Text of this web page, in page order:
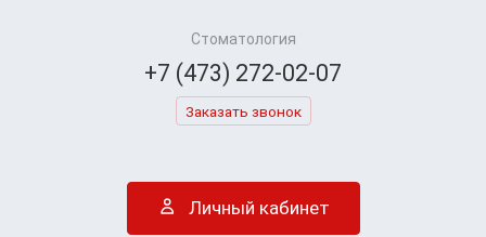
Стоматология
+7 (473) 272-02-07
Заказать звонок
Личный кабинет